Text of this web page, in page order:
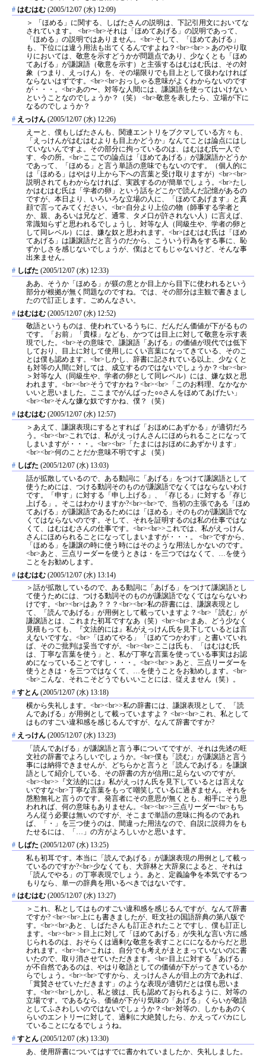
# はむはむ (2005/12/07 (水) 12:09)
＞ 「ほめる」に関する、しばたさんの説明は、下記引用文においてな
されています。 <br><br>それは「ほめてあげる」の説明であって、
「ほめる」の説明ではありません。<br>そして、「ほめてあげる」
も、下位には違う用法も出てくるんですよね？<br><br>＞あのやり取
りにおいては、敬意を示すどうかが問題点であり、少なくとも「ほめ
てあげる」が謙譲語（敬意を示す）と主張するはむはむ氏は、その対
象（つまり、えっけん）を、その場限りでも目上として扱わなければ
ならないはずです。<br><br>おっしゃる意味がよくわからないのです
が・・・。<br>あの〜、対等な人間には、謙譲語を使ってはいけない
ということなのでしょうか？（笑） <br>敬意を表したら、立場が下に
なるのでしょうか？
# えっけん (2005/12/07 (水) 12:26)
えーと、僕もしばたさんも、関連エントリをブクマしている方々も、
「えっけんがはむはむよりも目上かどうか」なんてことは論点にはし
ていないんですよ。その部分に拘っているのは、はむはむ氏一人で
す、今の所。<br>ここでの論点は「ほめてあげる」が謙譲語かどうか
であって、「ほめる」と言う単語の意味でもないのです。（個人的に
は「ほめる」はやはり上から下への言葉と受け取りますが）<br><br>
説明されてもわからなければ、実践するのが簡単でしょう。<br>たし
かはむはむ氏は「学者の卵」という話をどこかで読んだ記憶があるの
ですが、本日より、いろいろな立場の人に、「ほめてあげます」と真
顔で言ってみてください。<br>自分より上位の物（師事する学者と
か、親、あるいは兄など、通常、タメ口が許されない人）に言えば、
常識知らずと思われるでしょうし、対等な人（同級生や、学者の卵と
して同レベル）には、嫌な奴と思われます。<br>はむはむ氏は「ほめ
てあげる」は謙譲語だと言うのだから、こういう行為をする事に、恥
ずかしさを感じないでしょうが、僕はとてもじゃないけど、そんな事
出来ません。
# しばた (2005/12/07 (水) 12:33)
ああ、そうか「ほめる」が躾の意とか目上から目下に使われるという
部分が根拠が無く問題なのですね。では、その部分は主観で書きまし
たので訂正します。ごめんなさい。
# はむはむ (2005/12/07 (水) 12:52)
敬語というものは、使われているうちに、だんだん価値が下がるもの
です。「お前」「貴様」なども、かつては目上に対して敬意を示す表
現でした。<br>その意味で、謙譲語「あげる」の価値が現代では低下
しており、目上に対して使用しにくい言葉になってきている、そのこ
とは僕も認めます。<br>しかし、辞書に記されている以上、少なくと
も対等の人間に対しては、成立するのではないでしょうか？<br><br>
＞対等な人（同級生や、学者の卵として同レベル）には、嫌な奴と思
われます。<br><br>そうですかね？<br><br>「このお料理、なかなか
いいと思いました。ここまでがんばった○○さんをほめてあげたい」
<br><br>そんな嫌な奴ですかね、僕？（笑）
# はむはむ (2005/12/07 (水) 12:57)
＞あえて、謙譲表現にするとすれば「おほめにあずかる」が適切だろ
う。<br><br>これでは、私がえっけんさんにほめられることになって
しまいますが・・・。<br><br>「たまにはおほめにあずかります」
<br><br>何のことだか意味不明ですよ（笑）
# しばた (2005/12/07 (水) 13:03)
話が拡散しているので、ある動詞に「あげる」をつけて謙譲語として
使うためには、つける動詞そのものが謙譲語でなくてはならないわけ
です。「申す」に対する「申し上げる」、「存じる」に対する「存じ
上げる」。そこはわかりますか?<br><br>で、当初の主張である「ほめ
てあげる」が謙譲語であるためには「ほめる」そのものが謙譲語でな
くてはならないのです。そして、それを証明するのは私の仕事ではな
くて、はむはむさんの仕事です。<br><br>>これでは、私がえっけん
さんにほめられることになってしまいますが・・・。 <br>ですから、
「ほめる」を謙譲の時に使う時にはそのような用法しかないのです。
<br>あと、三点リーダーを使うときは・を三つではなくて、…を使う
ことをお勧めします。
# はむはむ (2005/12/07 (水) 13:14)
＞話が拡散しているので、ある動詞に「あげる」をつけて謙譲語とし
て使うためには、つける動詞そのものが謙譲語でなくてはならないわ
けです。<br><br>はあ？？？<br><br>私の辞書には、謙譲表現とし
て、「読んであげる」が用例として載っていますよ？<br>「読む」が
謙譲語とは、これまた初耳ですなあ（笑）<br><br>まあ、どう少なく
見積もっても、『文法的には』私がえっけん氏を見下しているとは言
えないですな。<br>「ほめてやる」「ほめてつかわす」と書いていれ
ば、そのご批判は妥当ですが。<br><br>ここは氏も、「はむはむ氏
は、丁寧な言葉を使う」と、私が丁寧な言葉を使っている事実はお認
めになっていることですし・・・。<br><br>＞あと、三点リーダーを
使うときは・を三つではなくて、…を使うことをお勧めします。<br>
<br>こんな、それこそどうでもいいことには、従えません（笑）。
# すとん (2005/12/07 (水) 13:18)
横から失礼します。<br><br>>私の辞書には、謙譲表現として、「読
んであげる」が用例として載っていますよ？ <br><br>これ、私として
はものすごい違和感を感じるんですが、なんて辞書ですか?
# えっけん (2005/12/07 (水) 13:23)
「読んであげる」が謙譲語と言う事についてですが、それは先述の旺
文社の辞書でよろしいでしょうか。<br>僕も「読む」が謙譲語と言う
事には納得できませんが、どちらかと言うと「読んであげる」を謙譲
語として紹介している、その辞書の方が信用に足らないのですが。
<br><br>>『文法的には』私がえっけん氏を見下しているとは言えな
いですな<br>丁寧な言葉をもって嘲笑しているに過ぎません。それを
慇懃無礼と言うのです。発言者にその意思が無くとも、相手にそう思
われれば、何の意味もありません。<br><br>>三点リーダー<br>もち
ろん従う必要は無いのですが、そこまで単語の意味に拘るのであれ
ば、「・」を三つ使うのは、間違った用法なので、自説に説得力をも
たせるには、「…」の方がよろしいかと思います。
# しばた (2005/12/07 (水) 13:25)
私も初耳です。本当に「読んであげる」が謙譲表現の用例として載っ
ているのですか?<br>少なくても、大辞林と大辞泉によると、それは
「読んでやる」の丁寧表現でしょう。あと、定義論争を本気でするつ
もりなら、単一の辞典を用いるべきではないです。
# はむはむ (2005/12/07 (水) 13:27)
＞これ、私としてはものすごい違和感を感じるんですが、なんて辞書
ですか? <br><br>上にも書きましたが、旺文社の国語辞典の第八版で
す。<br><br>あと、しばたさんも訂正されたことですし、僕も訂正し
ます。<br><br>＞目上に対して「ほめてあげる」が失礼な言い方に感
じられるのは、おそらくは過剰な敬意を表すことにになるからだと思
われます。<br><br>これは、自分でも考えがまとまっていないのに書
いたので、取り消させていただきます。<br>目上に対する「あげる」
が不自然であるのは、やはり敬語としての価値が下がってきているか
らでしょう。<br><br>ですから、えっけんさんが目上の方であれば、
「賞賛させていただきます」のような表現が適切だとは僕も思いま
す。<br><br>しかし、私と彼は、氏も認めておられるように、対等の
立場です。であるなら、価値が下がり気味の「あげる」くらいが敬語
としてふさわしいのではないでしょうか？<br>対等の、しかもあのく
らいのエントリーに対して、過剰に大絶賛したら、かえってバカにし
ていることになるでしょうね。
# すとん (2005/12/07 (水) 13:30)
あ、使用辞書についてはすでに書かれていましたか、失礼しました。